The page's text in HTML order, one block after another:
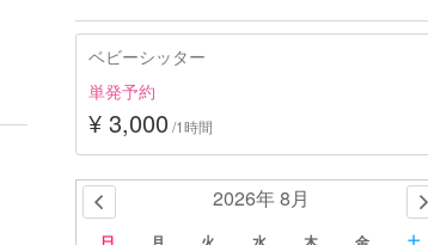
ベビーシッター
単発予約
¥ 3,000 /1時間
2026年 8月